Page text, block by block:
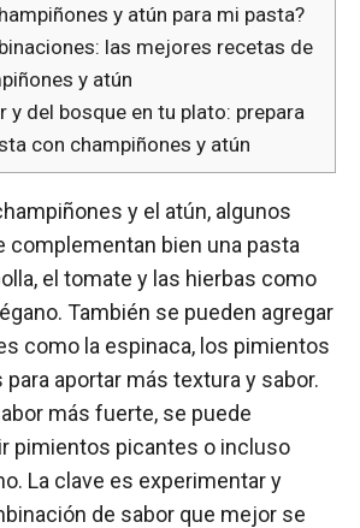
y atún para mi pasta?
las mejores recetas de
y atún
y del bosque en tu plato: prepara
con champiñones y atún
y el atún, algunos
complementan bien una pasta
el tomate y las hierbas como
También se pueden agregar
como la espinaca, los pimientos
aportar más textura y sabor.
más fuerte, se puede
pimientos picantes o incluso
La clave es experimentar y
de sabor que mejor se